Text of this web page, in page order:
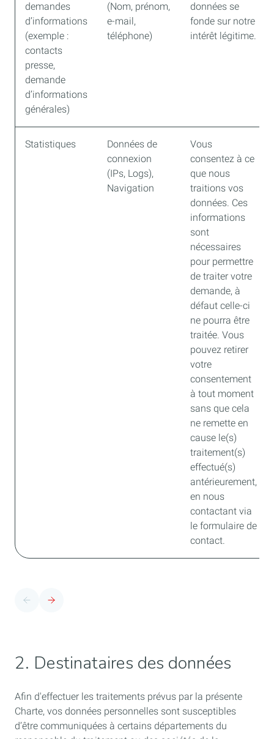
demandes
d’informations
(exemple :
contacts
presse,
demande
d’informations
générales)
(Nom, prénom,
e-mail,
téléphone)
données se
fonde sur notre
intérêt légitime.
Statistiques
Données de
connexion
(IPs, Logs),
Navigation
Vous
consentez à ce
que nous
traitions vos
données. Ces
informations
sont
nécessaires
pour permettre
de traiter votre
demande, à
défaut celle-ci
ne pourra être
traitée. Vous
pouvez retirer
votre
consentement
à tout moment
sans que cela
ne remette en
cause le(s)
traitement(s)
effectué(s)
antérieurement,
en nous
contactant via
le formulaire de
contact.
2. Destinataires des données
Afin d'effectuer les traitements prévus par la présente
Charte, vos données personnelles sont susceptibles
d’être communiquées à certains départements du